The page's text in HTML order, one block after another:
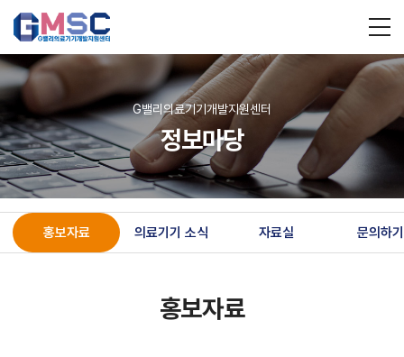
G밸리의료기기개발지원센터
정보마당
홍보자료 의료기기 소식 자료실 문의하기
홍보자료